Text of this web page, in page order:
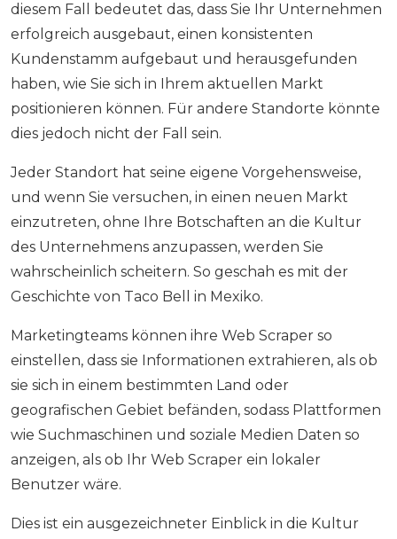
diesem Fall bedeutet das, dass Sie Ihr Unternehmen
erfolgreich ausgebaut, einen konsistenten
Kundenstamm aufgebaut und herausgefunden
haben, wie Sie sich in Ihrem aktuellen Markt
positionieren können. Für andere Standorte könnte
dies jedoch nicht der Fall sein.
Jeder Standort hat seine eigene Vorgehensweise,
und wenn Sie versuchen, in einen neuen Markt
einzutreten, ohne Ihre Botschaften an die Kultur
des Unternehmens anzupassen, werden Sie
wahrscheinlich scheitern. So geschah es mit der
Geschichte von Taco Bell in Mexiko.
Marketingteams können ihre Web Scraper so
einstellen, dass sie Informationen extrahieren, als ob
sie sich in einem bestimmten Land oder
geografischen Gebiet befänden, sodass Plattformen
wie Suchmaschinen und soziale Medien Daten so
anzeigen, als ob Ihr Web Scraper ein lokaler
Benutzer wäre.
Dies ist ein ausgezeichneter Einblick in die Kultur